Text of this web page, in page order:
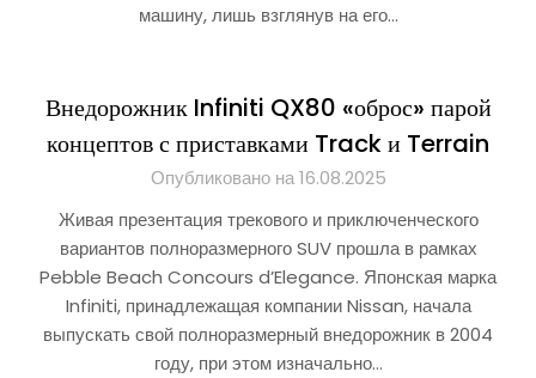
машину, лишь взглянув на его…
Внедорожник Infiniti QX80 «оброс» парой
концептов с приставками Track и Terrain
Опубликовано на 16.08.2025
Живая презентация трекового и приключенческого
вариантов полноразмерного SUV прошла в рамках
Pebble Beach Concours d’Elegance. Японская марка
Infiniti, принадлежащая компании Nissan, начала
выпускать свой полноразмерный внедорожник в 2004
году, при этом изначально…